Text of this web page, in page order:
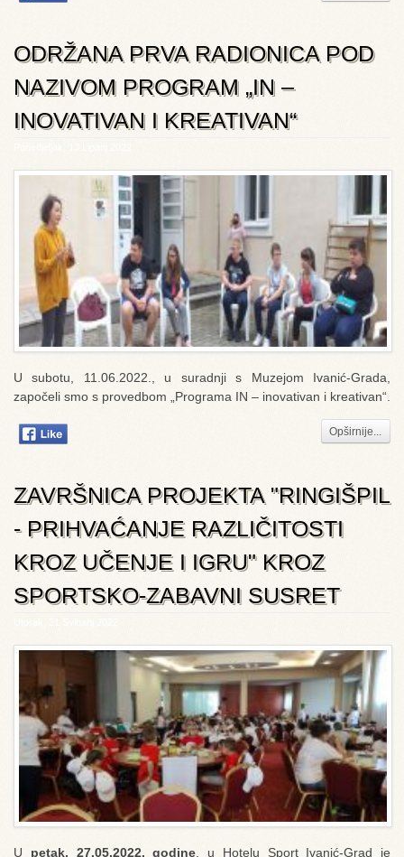
ODRŽANA PRVA RADIONICA POD
NAZIVOM PROGRAM „IN –
INOVATIVAN I KREATIVAN“
U subotu, 11.06.2022., u suradnji s Muzejom Ivanić-Grada,
započeli smo s provedbom „Programa IN – inovativan i kreativan“.
Opširnije...
ZAVRŠNICA PROJEKTA "RINGIŠPIL
- PRIHVAĆANJE RAZLIČITOSTI
KROZ UČENJE I IGRU" KROZ
SPORTSKO-ZABAVNI SUSRET
U petak, 27.05.2022. godine , u Hotelu Sport Ivanić-Grad je